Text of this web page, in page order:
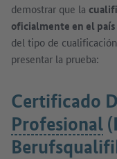
demostrar que la
oficialmente en el
del tipo de
presentar la prueba:
Certificado
Profesional